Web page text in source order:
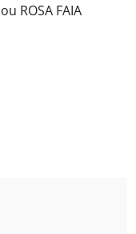
ROSA FAIA